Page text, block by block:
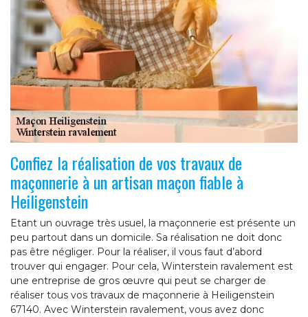
Confiez la réalisation de vos travaux de
maçonnerie à un artisan maçon fiable à
Heiligenstein
Etant un ouvrage très usuel, la maçonnerie est présente un
peu partout dans un domicile. Sa réalisation ne doit donc
pas être négliger. Pour la réaliser, il vous faut d’abord
trouver qui engager. Pour cela, Winterstein ravalement est
une entreprise de gros œuvre qui peut se charger de
réaliser tous vos travaux de maçonnerie à Heiligenstein
67140. Avec Winterstein ravalement, vous avez donc